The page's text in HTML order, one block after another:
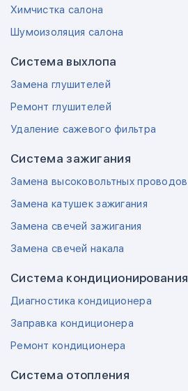
Химчистка салона
Шумоизоляция салона
Система выхлопа
Замена глушителей
Ремонт глушителей
Удаление сажевого фильтра
Система зажигания
Замена высоковольтных проводов
Замена катушек зажигания
Замена свечей зажигания
Замена свечей накала
Система кондиционирования
Диагностика кондиционера
Заправка кондиционера
Ремонт кондиционера
Система отопления